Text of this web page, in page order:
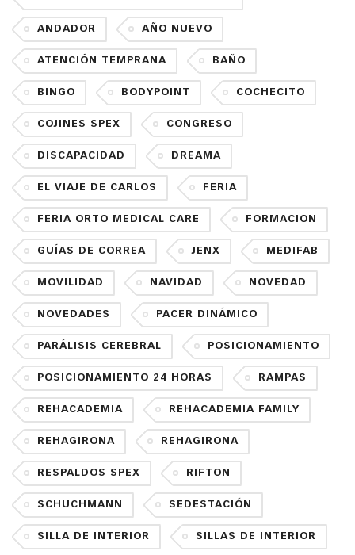
ANDADOR AÑO NUEVO
ATENCIÓN TEMPRANA BAÑO
BINGO BODYPOINT COCHECITO
COJINES SPEX CONGRESO
DISCAPACIDAD DREAMA
EL VIAJE DE CARLOS FERIA
FERIA ORTO MEDICAL CARE FORMACION
GUÍAS DE CORREA JENX MEDIFAB
MOVILIDAD NAVIDAD NOVEDAD
NOVEDADES PACER DINÁMICO
PARÁLISIS CEREBRAL POSICIONAMIENTO
POSICIONAMIENTO 24 HORAS RAMPAS
REHACADEMIA REHACADEMIA FAMILY
REHAGIRONA REHAGIRONA
RESPALDOS SPEX RIFTON
SCHUCHMANN SEDESTACIÓN
SILLA DE INTERIOR SILLAS DE INTERIOR